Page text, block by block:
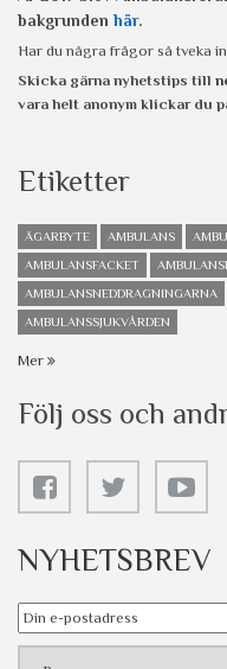
bakgrunden här.
Har du några frågor så tveka
Skicka gärna nyhetstips till
vara helt anonym klickar du
Etiketter
ÄGARBYTE AMBULANS
AMBULANSFACKET
AMBULANSNEDDRAGNINGARNA
AMBULANSSJUKVÅRDEN
Mer
Följ oss och
NYHETSBREV